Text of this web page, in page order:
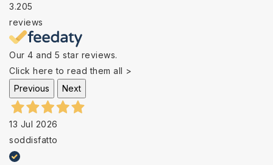
3.205
reviews
Our 4 and 5 star reviews.
Click here to read them all >
Previous
Next
13 Jul 2026
soddisfatto